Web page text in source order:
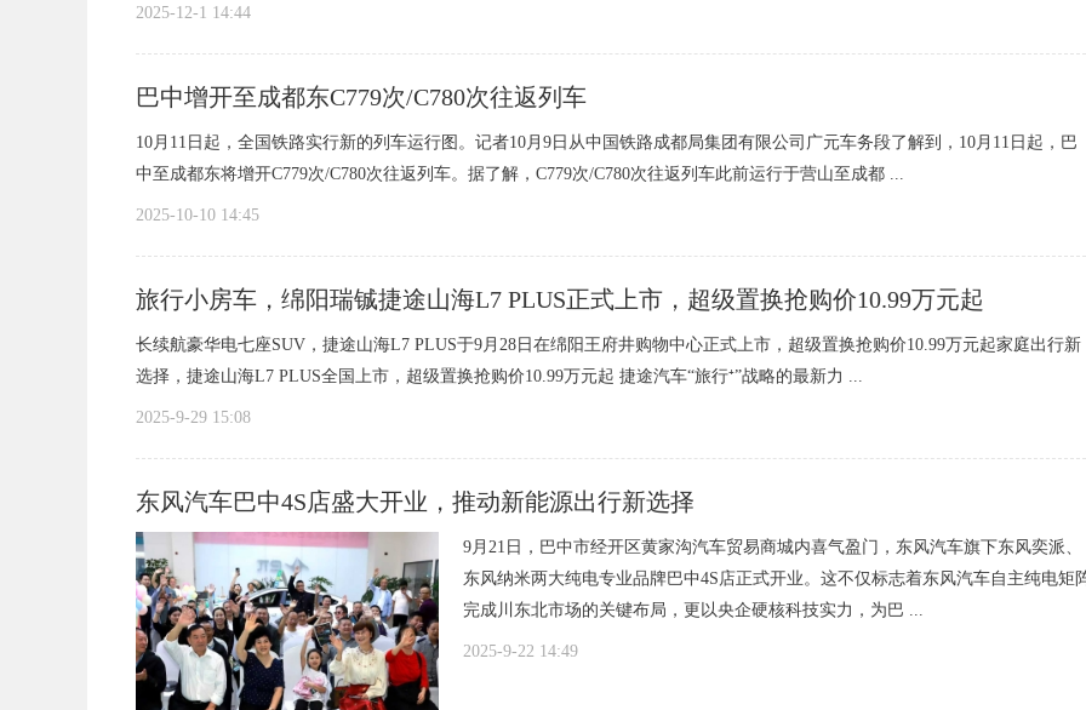
2025-12-1 14:44
巴中增开至成都东C779次/C780次往返列车
10月11日起，全国铁路实行新的列车运行图。记者10月9日从中国铁路成都局集团有限公司广元车务段了解到，10月11日起，巴
中至成都东将增开C779次/C780次往返列车。据了解，C779次/C780次往返列车此前运行于营山至成都 ...
2025-10-10 14:45
旅行小房车，绵阳瑞铖捷途山海L7 PLUS正式上市，超级置换抢购价10.99万元起
长续航豪华电七座SUV，捷途山海L7 PLUS于9月28日在绵阳王府井购物中心正式上市，超级置换抢购价10.99万元起家庭出行新
选择，捷途山海L7 PLUS全国上市，超级置换抢购价10.99万元起 捷途汽车“旅行⁺”战略的最新力 ...
2025-9-29 15:08
东风汽车巴中4S店盛大开业，推动新能源出行新选择
9月21日，巴中市经开区黄家沟汽车贸易商城内喜气盈门，东风汽车旗下东风奕派、
东风纳米两大纯电专业品牌巴中4S店正式开业。这不仅标志着东风汽车自主纯电矩
完成川东北市场的关键布局，更以央企硬核科技实力，为巴 ...
2025-9-22 14:49